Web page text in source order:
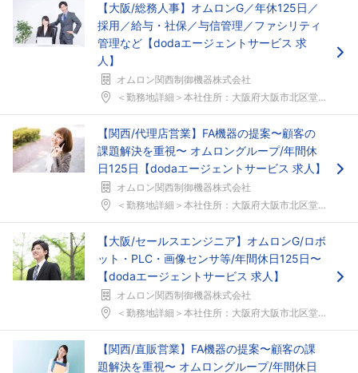
【大阪/総務人事】オムロンG／年休125日／
採用／給与・社保／与信管理／ファシリティ
管理など【dodaエージェントサービス 求
人】
オムロン関西制御機器株式会社
＜勤務地詳細＞本社住所：大阪府大阪市北区堂島一丁目...
【関西/代理店営業】FA機器の提案〜顧客の
課題解決を重視〜 オムロングループ/年間休
日125日【dodaエージェントサービス 求人】
オムロン関西制御機器株式会社
＜勤務地詳細＞本社住所：大阪府大阪市北区堂島1-6...
【大阪/セールスエンジニア】オムロンG/ロボ
ット・PLC・画像センサ等/年間休日125日〜
【dodaエージェントサービス 求人】
オムロン関西制御機器株式会社
＜勤務地詳細＞本社住所：大阪府大阪市北区堂島1-6...
【関西/直販営業】FA機器の提案〜顧客の課
題解決を重視〜 オムロングループ/年間休日